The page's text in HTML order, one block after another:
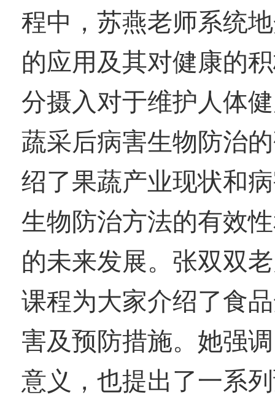
程中，苏燕老师系统
的应用及其对健康的
分摄入对于维护人体
蔬采后病害生物防治
绍了果蔬产业现状和
生物防治方法的有效
的未来发展。 张双双
课程为大家介绍了食
害及预防措施。 她强
意义，也提出了一系